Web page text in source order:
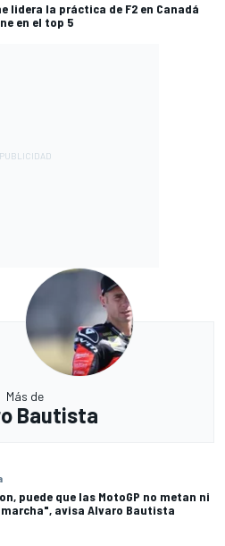
lidera la práctica de F2 en Canadá
en el top 5
Más de
Bautista
puede que las MotoGP no metan ni
avisa Alvaro Bautista